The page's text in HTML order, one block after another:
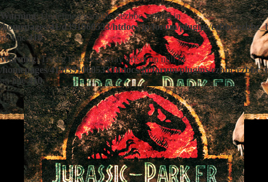
Warning: Undefined variable $ezbbc_config in
/homepages/41/d391060533/htdocs/jp/forum/plugins/ezbbc/
on line410
Warning: Trying to access array offset on null in
/homepages/41/d391060533/htdocs/jp/forum/plugins/ezbbc/
on line410